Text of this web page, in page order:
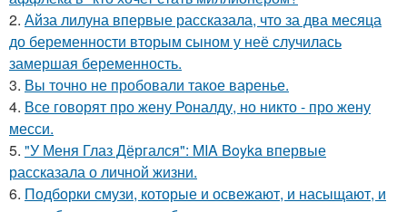
2. Айза лилуна впервые рассказала, что за два месяца
до беременности вторым сыном у неё случилась
замершая беременность.
3. Вы точно не пробовали такое варенье.
4. Все говорят про жену Роналду, но никто - про жену
месси.
5. "У Меня Глаз Дёргался": MIA Boyka впервые
рассказала о личной жизни.
6. Подборки смузи, которые и освежают, и насыщают, и